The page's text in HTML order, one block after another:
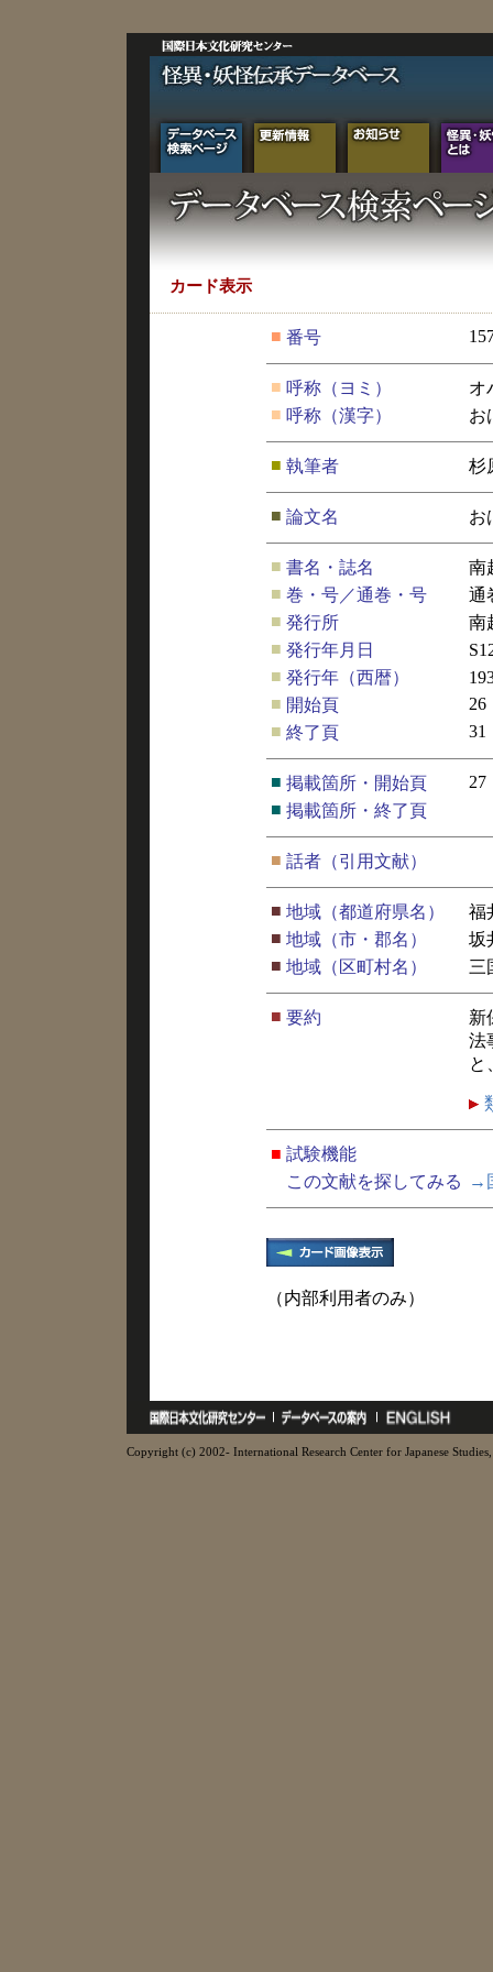
カード表示
■ 番号
■ 呼称（ヨミ）
オ
■ 呼称（漢字） お
■ 執筆者 杉
■ 論文名 お
■ 書名・誌名
南
■ 巻・号／通巻・号
通
■ 発行所
南
■ 発行年月日
■ 発行年（西暦）
■ 開始頁
26
■ 終了頁 31
■ 掲載箇所・開始頁
27
■ 掲載箇所・終了頁
■ 話者（引用文献）
■ 地域（都道府県名）
福
■ 地域（市・郡名）
坂
■ 地域（区町村名） 三
■ 要約
新
法
と
■ 試験機能
この文献を探してみる
→
（内部利用者のみ）
Copyright (c) 2002- International Research Center for Japanese